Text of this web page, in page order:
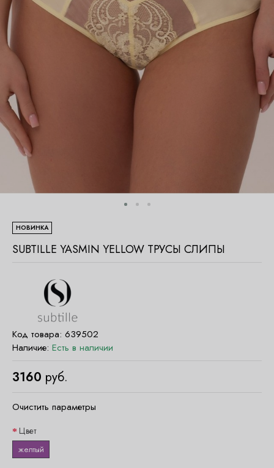
НОВИНКА
SUBTILLE YASMIN YELLOW ТРУСЫ СЛИПЫ
Код товара: 639502
Наличие: Есть в наличии
3160 руб.
Очистить параметры
Цвет
желтый